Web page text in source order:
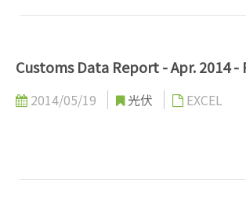
Customs Data Report - Apr. 2014 -
2014/05/19 光伏 EXCEL